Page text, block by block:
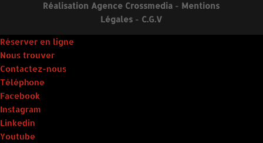
Réalisation Agence Crossmedia - Mentions
Légales - C.G.V
Réserver en ligne
Nous trouver
Contactez-nous
Téléphone
Facebook
Instagram
Linkedin
Youtube